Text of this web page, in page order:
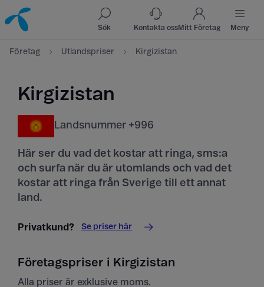
Till innehåll
Till sök
Sök Kontakta ossMitt Företag Meny
Företag Utlandspriser Kirgizistan
Kirgizistan
Landsnummer +996
Här ser du vad det kostar att ringa, sms:a
och surfa när du är utomlands och vad det
kostar att ringa från Sverige till ett annat
land.
Privatkund? Se priser här
Företagspriser i Kirgizistan
Alla priser är exklusive moms.